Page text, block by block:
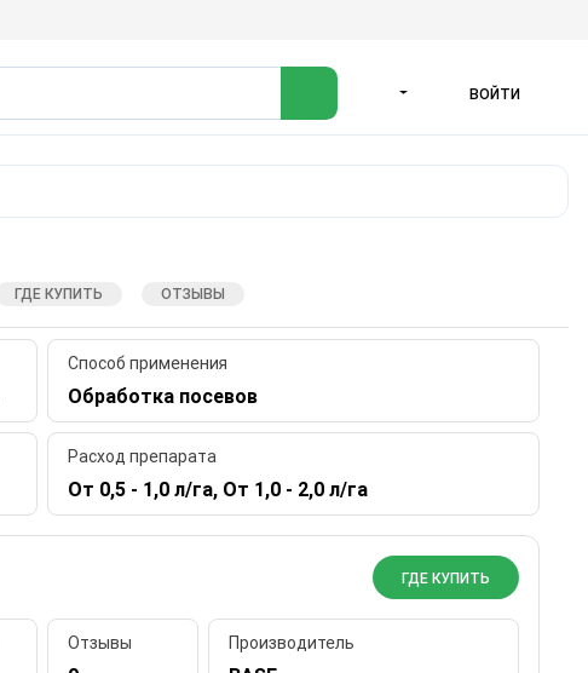
ВОЙТИ
ГДЕ КУПИТЬ ОТЗЫВЫ
Способ применения
Обработка посевов
Расход препарата
От 0,5 - 1,0 л/га, От 1,0 - 2,0 л/га
ГДЕ КУПИТЬ
Отзывы Производитель